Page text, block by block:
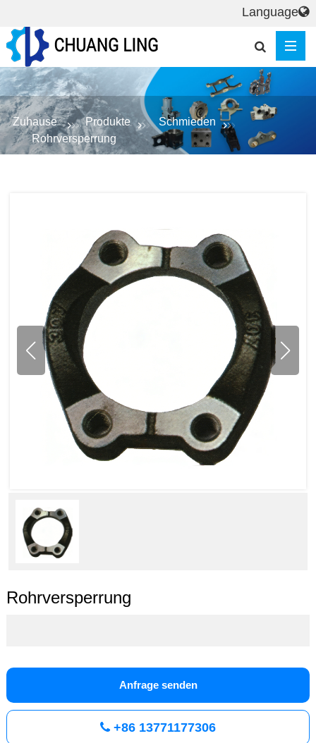
Zuhause Produkte
Schmieden
Rohrversperrung
Rohrversperrung
Anfrage senden
+86 13771177306
Language